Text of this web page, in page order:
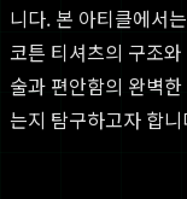
니다. 본 아티클에서
코튼 티셔츠의 구조
술과 편안함의 완벽
는지 탐구하고자 합